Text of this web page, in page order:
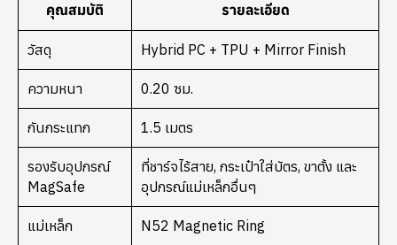
คุณสมบัติ รายละเอียด
วัสดุ Hybrid PC + TPU + Mirror Finish
ความหนา 0.20 ซม.
กันกระแทก 1.5 เมตร
รองรับอุปกรณ์
MagSafe
ที่ชาร์จไร้สาย, กระเป๋าใส่บัตร, ขาตั้ง และ
อุปกรณ์แม่เหล็กอื่นๆ
แม่เหล็ก N52 Magnetic Ring